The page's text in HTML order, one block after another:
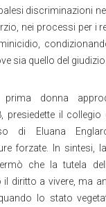
discriminazioni
nei processi per i
sia quello del giudizio.
, prima donna
presiedette il collegio
di Eluana
forzate. In sintesi,
che la tutela
diritto a vivere, ma
lo stato